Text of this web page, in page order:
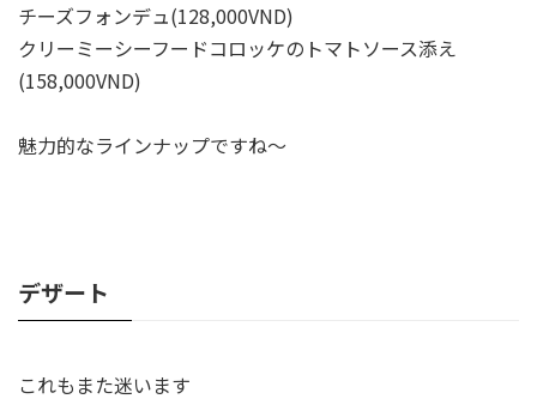
チーズフォンデュ(128,000VND)
クリーミーシーフードコロッケのトマトソース添え
(158,000VND)
魅力的なラインナップですね～
デザート
これもまた迷います